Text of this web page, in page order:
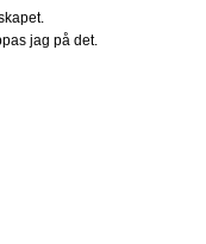
jag på det.